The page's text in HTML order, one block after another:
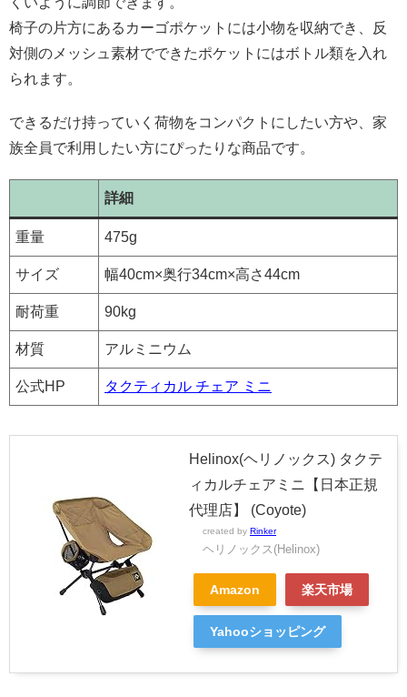
椅子の片方にあるカーゴポケットには小物を収納でき、反
対側のメッシュ素材でできたポケットにはボトル類を入れ
られます。
できるだけ持っていく荷物をコンパクトにしたい方や、家
族全員で利用したい方にぴったりな商品です。
詳細
重量 475g
サイズ 幅40cm×奥行34cm×高さ44cm
耐荷重 90kg
材質 アルミニウム
公式HP タクティカル チェア ミニ
Helinox(ヘリノックス) タクテ
ィカルチェアミニ【日本正規
代理店】 (Coyote)
created by Rinker
ヘリノックス(Helinox)
Amazon 楽天市場
Yahooショッピング